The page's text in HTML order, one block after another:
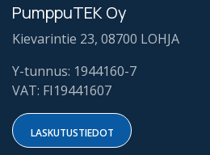
PumppuTEK Oy
Kievarintie 23, 08700 LOHJA
Y-tunnus: 1944160-7
VAT: FI19441607
LASKUTUSTIE​​DOT​​